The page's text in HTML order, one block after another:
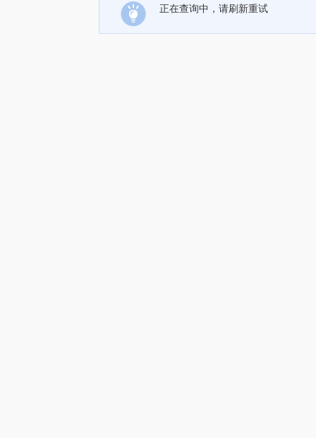
正在查询中，请刷新重试